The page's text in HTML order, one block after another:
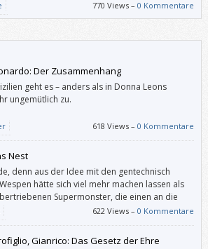
auf weitere, ausführlichere Erzählungen
770 Views –0 Kommentare
Der Zusammenhang
geht es – anders als in Donna Leons
ungemütlich zu.
618 Views –0 Kommentare
Nest
denn aus der Idee mit den gentechnisch
hätte sich viel mehr machen lassen als
Supermonster, die einen an die
Harry Potter erinnern.622 Views –0 Kommentare
Gianrico: Das Gesetz der Ehre